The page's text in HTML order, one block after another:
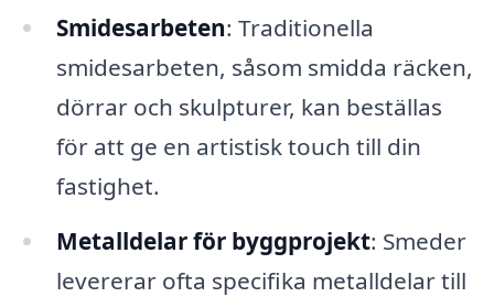
Smidesarbeten: Traditionella
smidesarbeten, såsom smidda räcken,
dörrar och skulpturer, kan beställas
för att ge en artistisk touch till din
fastighet.
Metalldelar för byggprojekt: Smeder
levererar ofta specifika metalldelar till